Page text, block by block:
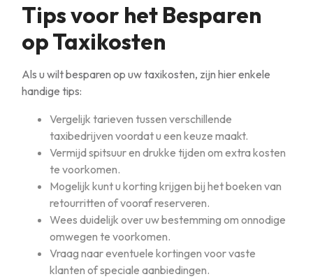
Tips voor het Besparen
op Taxikosten
Als u wilt besparen op uw taxikosten, zijn hier enkele
handige tips:
Vergelijk tarieven tussen verschillende
taxibedrijven voordat u een keuze maakt.
Vermijd spitsuur en drukke tijden om extra kosten
te voorkomen.
Mogelijk kunt u korting krijgen bij het boeken van
retourritten of vooraf reserveren.
Wees duidelijk over uw bestemming om onnodige
omwegen te voorkomen.
Vraag naar eventuele kortingen voor vaste
klanten of speciale aanbiedingen.